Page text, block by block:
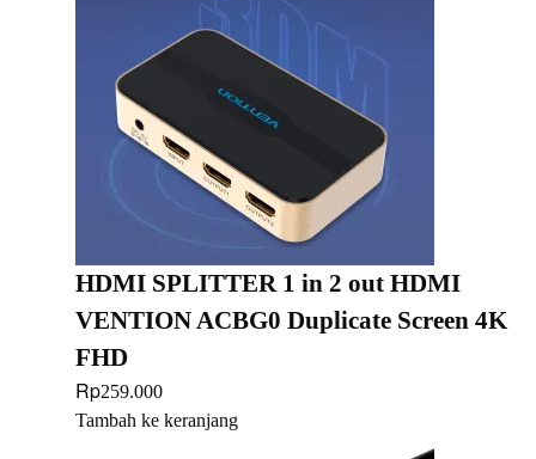
HDMI SPLITTER 1 in 2 out HDMI
VENTION ACBG0 Duplicate Screen 4K
FHD
Rp259.000
Tambah ke keranjang